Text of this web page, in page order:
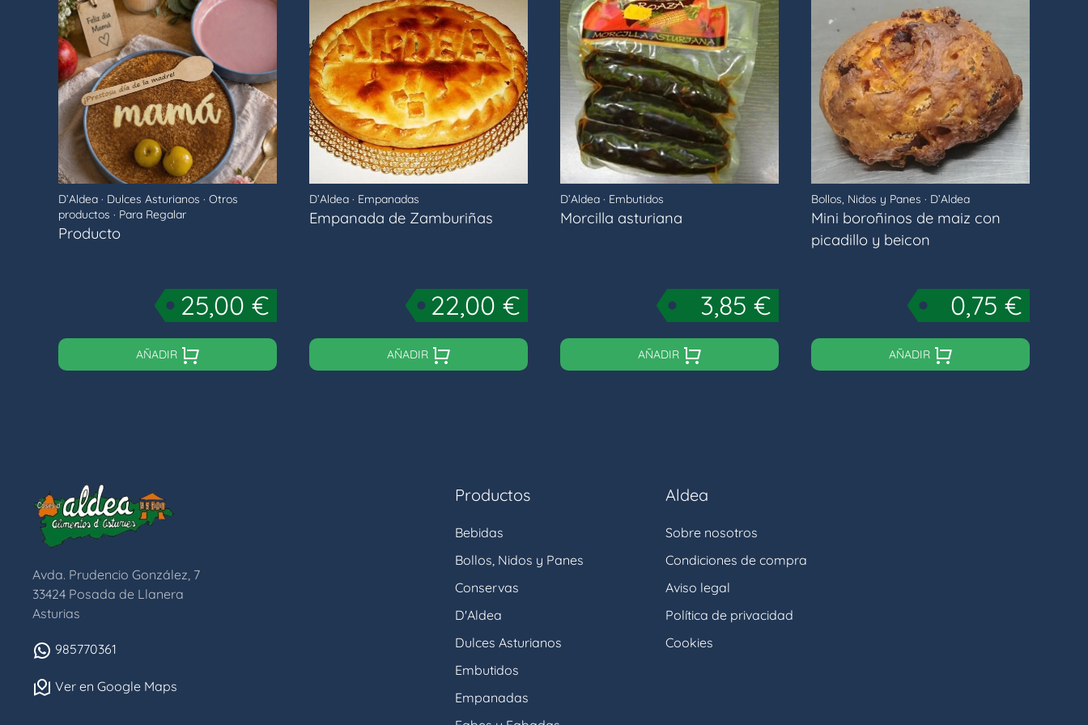
D’Aldea · Dulces Asturianos · Otros
productos · Para Regalar
Producto
25,00 €
AÑADIR
D’Aldea · Empanadas
Empanada de Zamburiñas
22,00 €
AÑADIR
D’Aldea · Embutidos
Morcilla asturiana
3,85 €
AÑADIR
Bollos, Nidos y Panes · D’Aldea
Mini boroñinos de maiz con
picadillo y beicon
0,75 €
AÑADIR
Avda. Prudencio González, 7
33424 Posada de Llanera
Asturias
985770361
Ver en Google Maps
Productos
Bebidas
Bollos, Nidos y Panes
Conservas
D'Aldea
Dulces Asturianos
Embutidos
Empanadas
Aldea
Sobre nosotros
Condiciones de compra
Aviso legal
Política de privacidad
Cookies